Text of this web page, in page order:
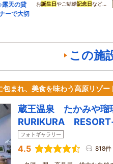
露天の貸
ーで大切
お誕生日やご結婚記念日など…
この施
まれ、美食を味わう高原リゾー
蔵王温泉 たかみや
RURIKURA
フォトギャラリー
4.5 818件